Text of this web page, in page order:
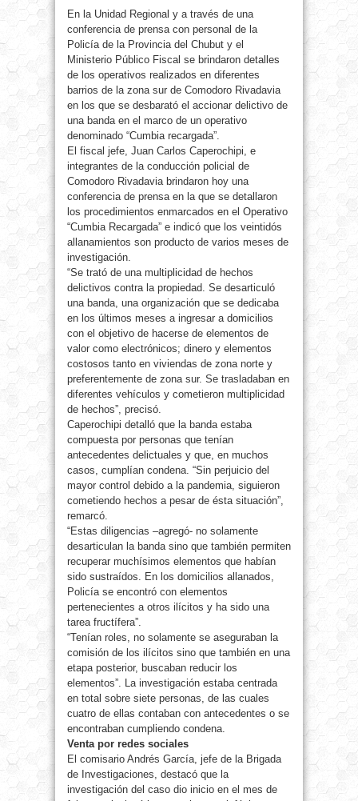
En la Unidad Regional y a través de una
conferencia de prensa con personal de la
Policía de la Provincia del Chubut y el
Ministerio Público Fiscal se brindaron detalles
de los operativos realizados en diferentes
barrios de la zona sur de Comodoro Rivadavia
en los que se desbarató el accionar delictivo de
una banda en el marco de un operativo
denominado “Cumbia recargada”.
El fiscal jefe, Juan Carlos Caperochipi, e
integrantes de la conducción policial de
Comodoro Rivadavia brindaron hoy una
conferencia de prensa en la que se detallaron
los procedimientos enmarcados en el Operativo
“Cumbia Recargada” e indicó que los veintidós
allanamientos son producto de varios meses de
investigación.
“Se trató de una multiplicidad de hechos
delictivos contra la propiedad. Se desarticuló
una banda, una organización que se dedicaba
en los últimos meses a ingresar a domicilios
con el objetivo de hacerse de elementos de
valor como electrónicos; dinero y elementos
costosos tanto en viviendas de zona norte y
preferentemente de zona sur. Se trasladaban en
diferentes vehículos y cometieron multiplicidad
de hechos”, precisó.
Caperochipi detalló que la banda estaba
compuesta por personas que tenían
antecedentes delictuales y que, en muchos
casos, cumplían condena. “Sin perjuicio del
mayor control debido a la pandemia, siguieron
cometiendo hechos a pesar de ésta situación”,
remarcó.
“Estas diligencias –agregó- no solamente
desarticulan la banda sino que también permiten
recuperar muchísimos elementos que habían
sido sustraídos. En los domicilios allanados,
Policía se encontró con elementos
pertenecientes a otros ilícitos y ha sido una
tarea fructífera”.
“Tenían roles, no solamente se aseguraban la
comisión de los ilícitos sino que también en una
etapa posterior, buscaban reducir los
elementos”. La investigación estaba centrada
en total sobre siete personas, de las cuales
cuatro de ellas contaban con antecedentes o se
encontraban cumpliendo condena.
Venta por redes sociales
El comisario Andrés García, jefe de la Brigada
de Investigaciones, destacó que la
investigación del caso dio inicio en el mes de